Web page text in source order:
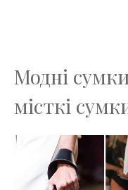
Модні
місткі